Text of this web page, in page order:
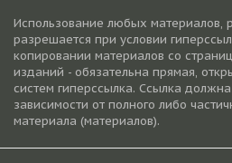
Использование любых материалов,
разрешается при условии
копировании материалов со
изданий - обязательна прямая,
систем гиперссылка. Ссылка
зависимости от полного либо
материала (материалов).